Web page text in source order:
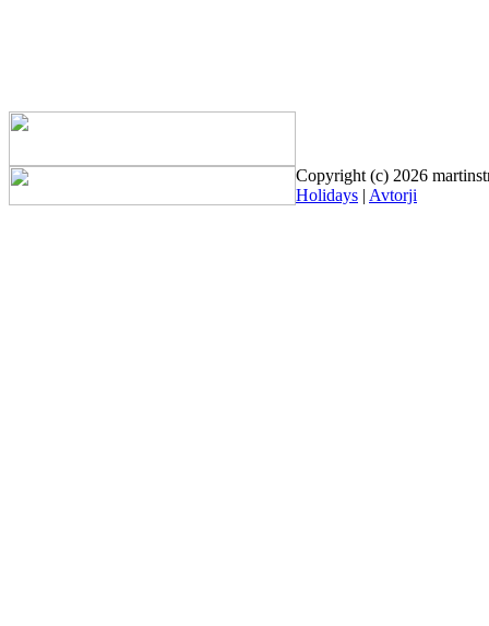
Copyright (c) 2026
Holidays | Avtorji